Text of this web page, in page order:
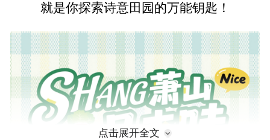
就是你探索诗意田园的万能钥匙！
点击展开全文